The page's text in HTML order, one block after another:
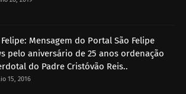
Mensagem do Portal São Felipe
pelo aniversário de 25 anos ordenação
do Padre Cristóvão Reis..
15, 2016